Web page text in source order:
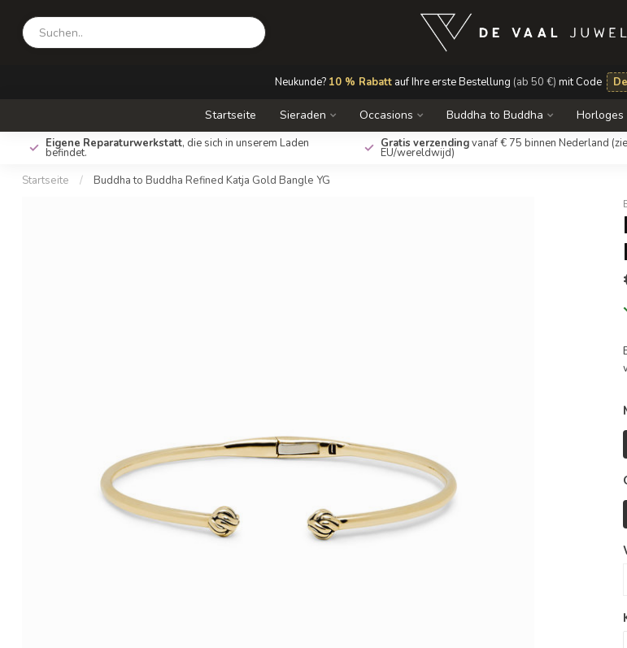
Neukunde? 10 % Rabattauf Ihre erste Bestellung (ab 50 €) mit Code
Startseite Sieraden Occasions Buddha to Buddha Horloges
Eigene Reparaturwerkstatt, die sich in unserem Laden
befindet.
Gratis verzendingvanaf € 75 binnen Nederland
EU/wereldwijd)
Startseite / Buddha to Buddha Refined Katja Gold Bangle YG